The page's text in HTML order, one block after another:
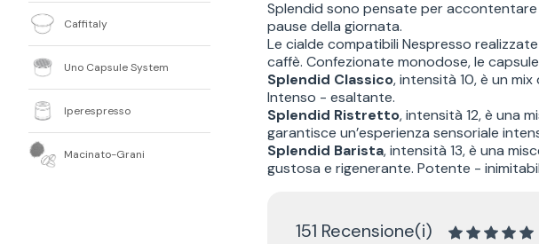
Caffitaly
Uno Capsule System
Iperespresso
Macinato-Grani
Splendid sono pensate per
pause della giornata.
Le cialde compatibili Nespresso
caffè. Confezionate monodose, le
Splendid Classico, intensità 10, è un
Intenso - esaltante.
Splendid Ristretto, intensità 12, è una
garantisce un’esperienza sensoriale
Splendid Barista, intensità 13, è una
gustosa e rigenerante. Potente -
151 Recensione(i)